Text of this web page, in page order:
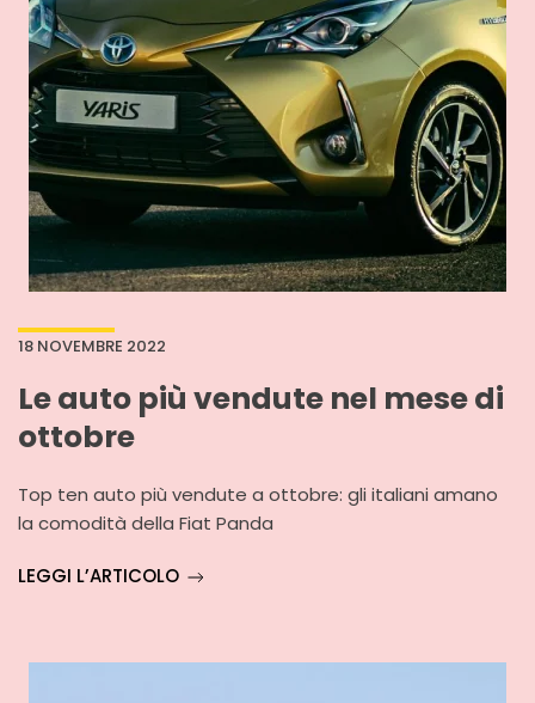
18 NOVEMBRE 2022
Le auto più vendute nel mese di
ottobre
Top ten auto più vendute a ottobre: gli italiani amano
la comodità della Fiat Panda
LEGGI L’ARTICOLO